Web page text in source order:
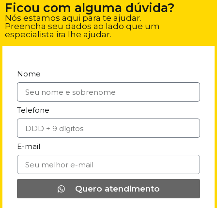
Ficou com alguma dúvida?
Nós estamos aqui para te ajudar.
Preencha seu dados ao lado que um
especialista ira lhe ajudar.
Nome
Telefone
E-mail
Quero atendimento